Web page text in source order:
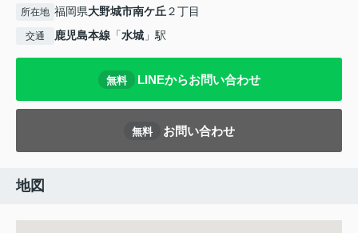
所在地 福岡県大野城市南ケ丘 ２丁目
交通 鹿児島本線 「水城 」駅
無料 LINEからお問い合わせ
無料 お問い合わせ
地図